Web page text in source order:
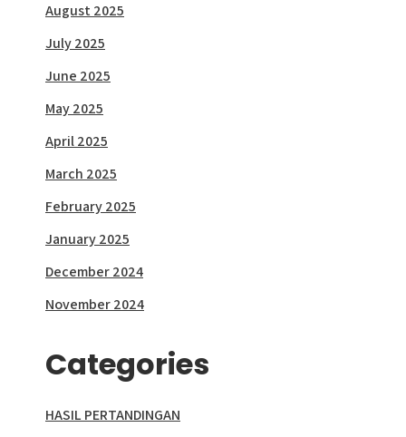
August 2025
July 2025
June 2025
May 2025
April 2025
March 2025
February 2025
January 2025
December 2024
November 2024
Categories
HASIL PERTANDINGAN